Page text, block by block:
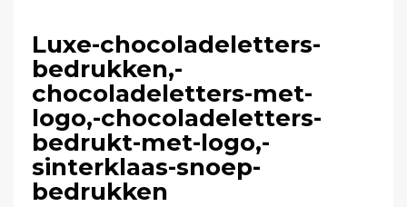
Luxe-chocoladeletters-
bedrukken,-
chocoladeletters-met-
logo,-chocoladeletters-
bedrukt-met-logo,-
sinterklaas-snoep-
bedrukken